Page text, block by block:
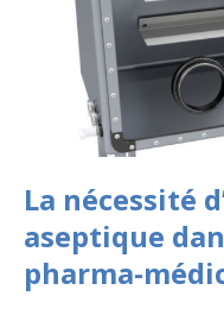
La nécessité
aseptique
pharma-